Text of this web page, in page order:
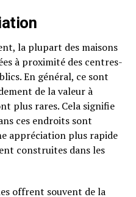
la plupart des maisons
à proximité des centres-
En général, ce sont
de la valeur à
plus rares. Cela signifie
ces endroits sont
appréciation plus rapide
construites dans les
offrent souvent de la